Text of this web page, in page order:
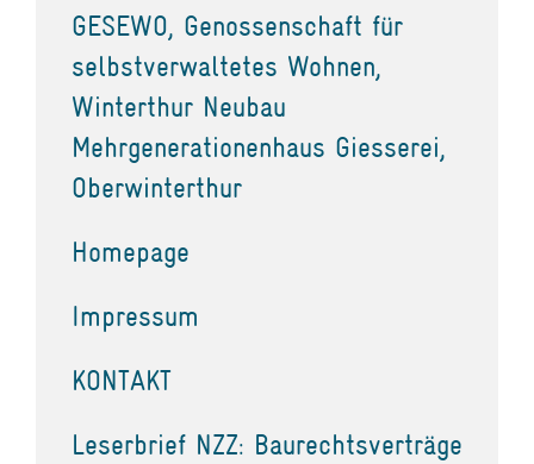
GESEWO, Genossenschaft für
selbstverwaltetes Wohnen,
Winterthur Neubau
Mehrgenerationenhaus Giesserei,
Oberwinterthur
Homepage
Impressum
KONTAKT
Leserbrief NZZ: Baurechtsverträge